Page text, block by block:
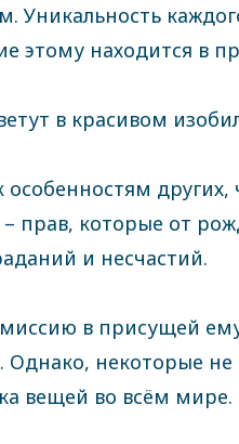
этому находится в
в красивом
других,
прав, которые от
и несчастий.
миссию в присущей
Однако, некоторые не
вещей во всём мире.